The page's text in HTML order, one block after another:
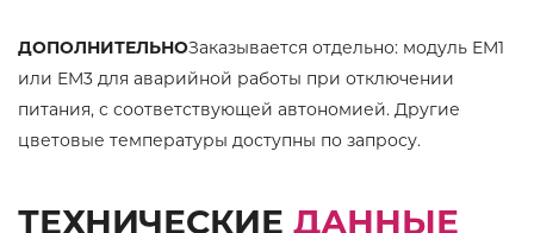
ДОПОЛНИТЕЛЬНОЗаказывается отдельно: модуль EM1
или EM3 для аварийной работы при отключении
питания, с соответствующей автономией. Другие
цветовые температуры доступны по запросу.
ТЕХНИЧЕСКИЕ ДАННЫЕ